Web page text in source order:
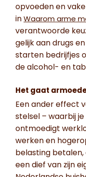
opvoeden en
in Waarom arme
verantwoorde
gelijk aan drugs
starten bedrijfjes
de alcohol- en
Het gaat
Een ander effect
stelsel – waarbij
ontmoedigt
werken en
belasting betalen,
een dief van zijn